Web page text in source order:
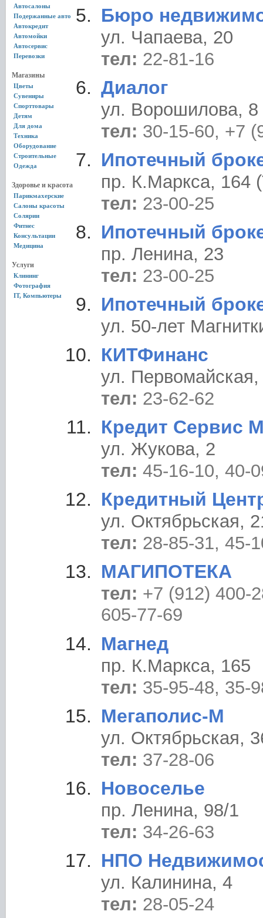
Автосалоны
Подержанные авто
Автокредит
Автомойки
Автосервис
Перевозки
Магазины
Цветы
Сувениры
Спорттовары
Детям
Для дома
Техника
Оборудование
Строительные
Одежда
Здоровье и красота
Парикмахерские
Салоны красоты
Солярии
Фитнес
Консультации
Медицина
Услуги
Клининг
Фотография
IT, Компьютеры
Бюро
ул. Чапаева, 20
тел: 22-81-16
Диалог
ул. Ворошилова, 8
тел: 30-15-60, +7
Ипотечный
пр. К.Маркса, 164
тел: 23-00-25
Ипотечный
пр. Ленина, 23
тел: 23-00-25
Ипотечный
ул. 50-лет
КИТФинанс
ул. Первомайская,
тел: 23-62-62
Кредит Сервис
ул. Жукова, 2
тел: 45-16-10, 40-
Кредитный
ул. Октябрьская,
тел: 28-85-31, 45-
МАГИПОТЕКА
тел: +7 (912) 400-
605-77-69
Магнед
пр. К.Маркса, 165
тел: 35-95-48, 35-
Мегаполис-М
ул. Октябрьская,
тел: 37-28-06
Новоселье
пр. Ленина, 98/1
тел: 34-26-63
НПО
ул. Калинина, 4
тел: 28-05-24